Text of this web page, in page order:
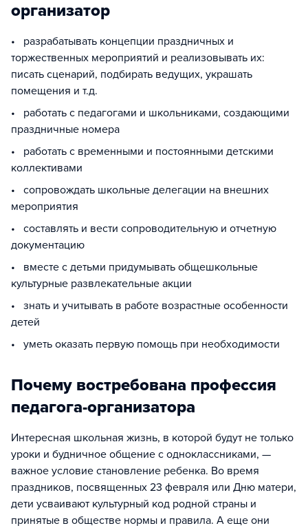
организатор
• разрабатывать концепции праздничных и
торжественных мероприятий и реализовывать их:
писать сценарий, подбирать ведущих, украшать
помещения и т.д.
• работать с педагогами и школьниками, создающими
праздничные номера
• работать с временными и постоянными детскими
коллективами
• сопровождать школьные делегации на внешних
мероприятия
• составлять и вести сопроводительную и отчетную
документацию
• вместе с детьми придумывать общешкольные
культурные развлекательные акции
• знать и учитывать в работе возрастные особенности
детей
• уметь оказать первую помощь при необходимости
Почему востребована профессия
педагога-организатора
Интересная школьная жизнь, в которой будут не только
уроки и будничное общение с одноклассниками, —
важное условие становление ребенка. Во время
праздников, посвященных 23 февраля или Дню матери,
дети усваивают культурный код родной страны и
принятые в обществе нормы и правила. А еще они